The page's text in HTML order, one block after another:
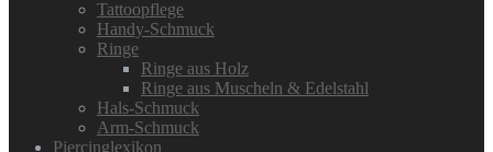
Tattoopflege
Handy-Schmuck
Ringe
Ringe aus Holz
Ringe aus Muscheln & Edelstahl
Hals-Schmuck
Arm-Schmuck
Piercinglexikon